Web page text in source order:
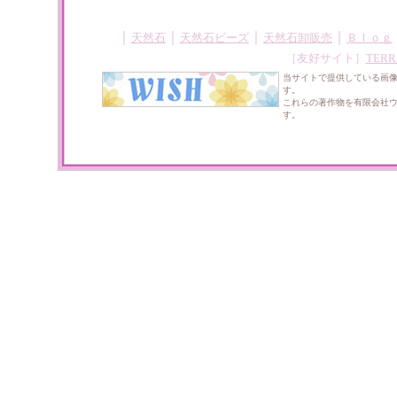
天然石 天然石ビーズ 天然石卸販売 Ｂｌｏｇ
［友好サイト］
当サイトで提供している画
す。
これらの著作物を有限会社
す。